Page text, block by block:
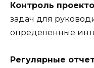
Контроль
задач для
определенные
Регулярные